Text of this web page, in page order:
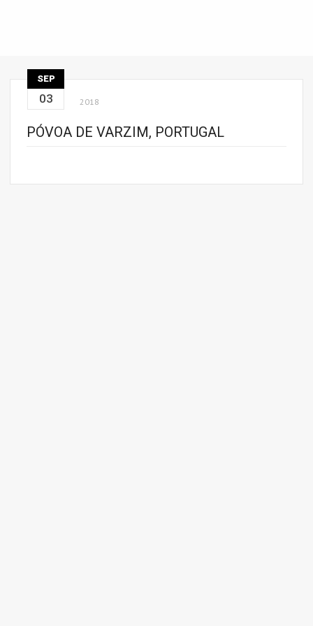
SEP
03 2018
PÓVOA DE VARZIM, PORTUGAL